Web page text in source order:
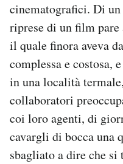
cinematografici. Di
riprese di un film
il quale finora aveva
complessa e costosa,
in una località
collaboratori
coi loro agenti, di
cavargli di bocca una
sbagliato a dire che si